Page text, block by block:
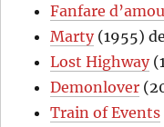
Fanfare
Marty(1955)
Lost Highway
Demonlover
Train of Events